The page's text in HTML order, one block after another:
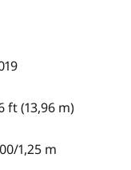
ft (13,96 m)
1,25 m